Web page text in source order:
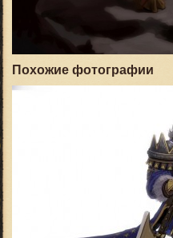
Похожие фотографии